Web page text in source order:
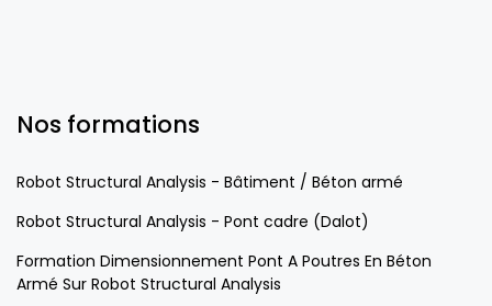
Nos formations
Robot Structural Analysis - Bâtiment / Béton armé
Robot Structural Analysis - Pont cadre (Dalot)
Formation Dimensionnement Pont A Poutres En Béton
Armé Sur Robot Structural Analysis